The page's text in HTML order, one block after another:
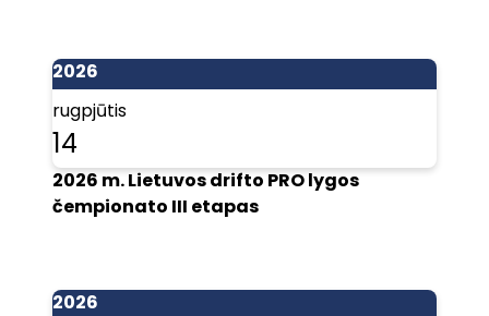
2026
rugpjūtis
14
2026 m. Lietuvos drifto PRO lygos
čempionato III etapas
2026